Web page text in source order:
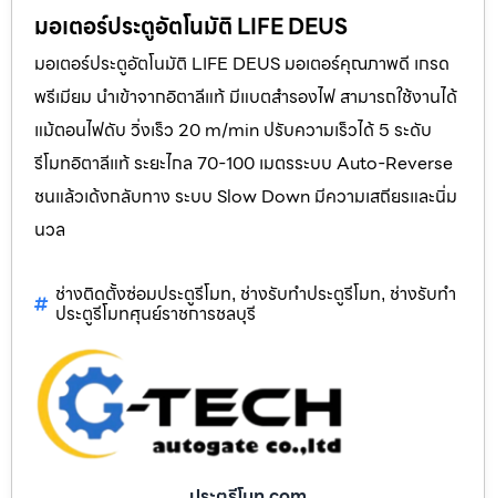
มอเตอร์ประตูอัตโนมัติ LIFE DEUS
มอเตอร์ประตูอัตโนมัติ LIFE DEUS มอเตอร์คุณภาพดี เกรด
พรีเมียม นำเข้าจากอิตาลีแท้ มีแบตสำรองไฟ สามารถใช้งานได้
แม้ตอนไฟดับ วิ่งเร็ว 20 m/min ปรับความเร็วได้ 5 ระดับ
รีโมทอิตาลีแท้ ระยะไกล 70-100 เมตรระบบ Auto-Reverse
ชนแล้วเด้งกลับทาง ระบบ Slow Down มีความเสถียรและนิ่ม
นวล
ช่างติดตั้งซ่อมประตูรีโมท, ช่างรับทำประตูรีโมท, ช่างรับทำ
ประตูรีโมทศุนย์ราชการชลบุรี